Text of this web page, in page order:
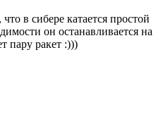
в сибере катается простой
он останавливается на
пару ракет :)))